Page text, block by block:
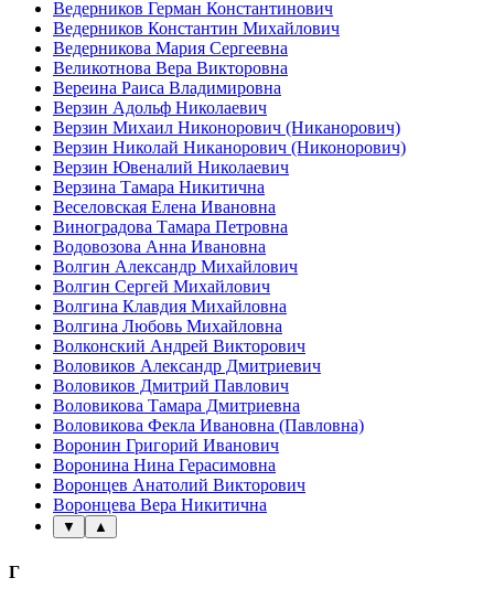
Ведерников Герман Константинович
Ведерников Константин Михайлович
Ведерникова Мария Сергеевна
Великотнова Вера Викторовна
Вереина Раиса Владимировна
Верзин Адольф Николаевич
Верзин Михаил Никонорович (Никанорович)
Верзин Николай Никанорович (Никонорович)
Верзин Ювеналий Николаевич
Верзина Тамара Никитична
Веселовская Елена Ивановна
Виноградова Тамара Петровна
Водовозова Анна Ивановна
Волгин Александр Михайлович
Волгин Сергей Михайлович
Волгина Клавдия Михайловна
Волгина Любовь Михайловна
Волконский Андрей Викторович
Воловиков Александр Дмитриевич
Воловиков Дмитрий Павлович
Воловикова Тамара Дмитриевна
Воловикова Фекла Ивановна (Павловна)
Воронин Григорий Иванович
Воронина Нина Герасимовна
Воронцев Анатолий Викторович
Воронцева Вера Никитична
▼ ▲
Г